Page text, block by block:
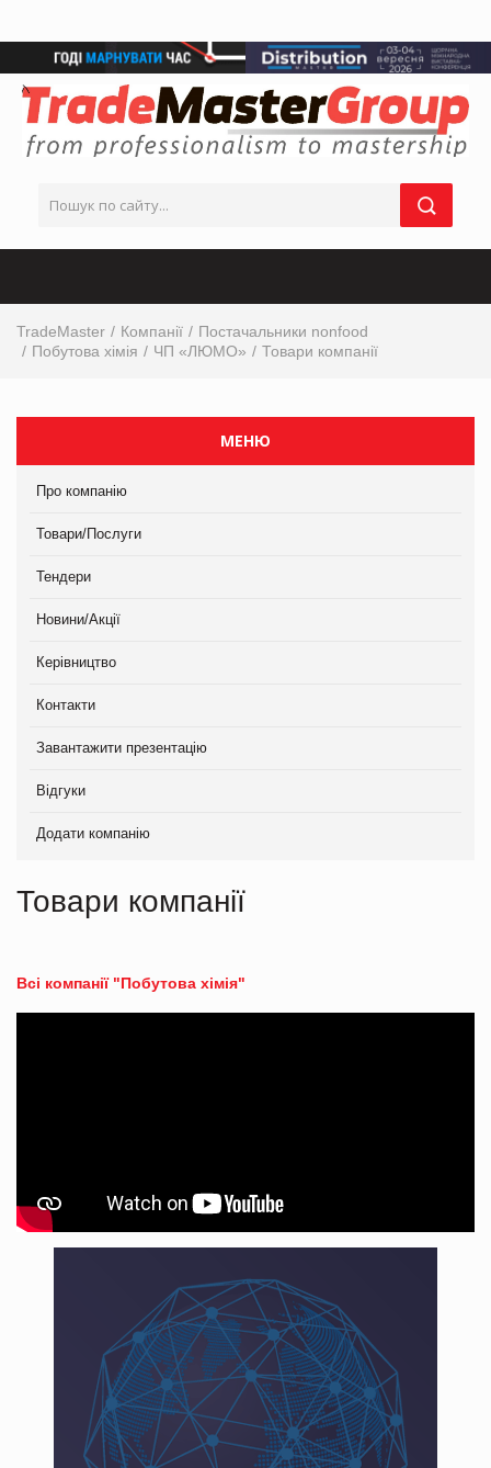
TradeMaster Компанії
Постачальники nonfood
Побутова хімія
ЧП «ЛЮМО» Товари компанії
МЕНЮ
Про компанію
Товари/Послуги
Тендери
Новини/Акції
Керівництво
Контакти
Завантажити презентацію
Відгуки
Додати компанію
Товари компанії
Всі компанії "Побутова хімія"